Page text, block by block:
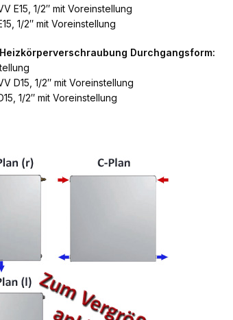
E15, 1/2″ mit Voreinstellung
1/2″ mit Voreinstellung
Durchgangsform:
D15, 1/2″ mit Voreinstellung
1/2″ mit Voreinstellung